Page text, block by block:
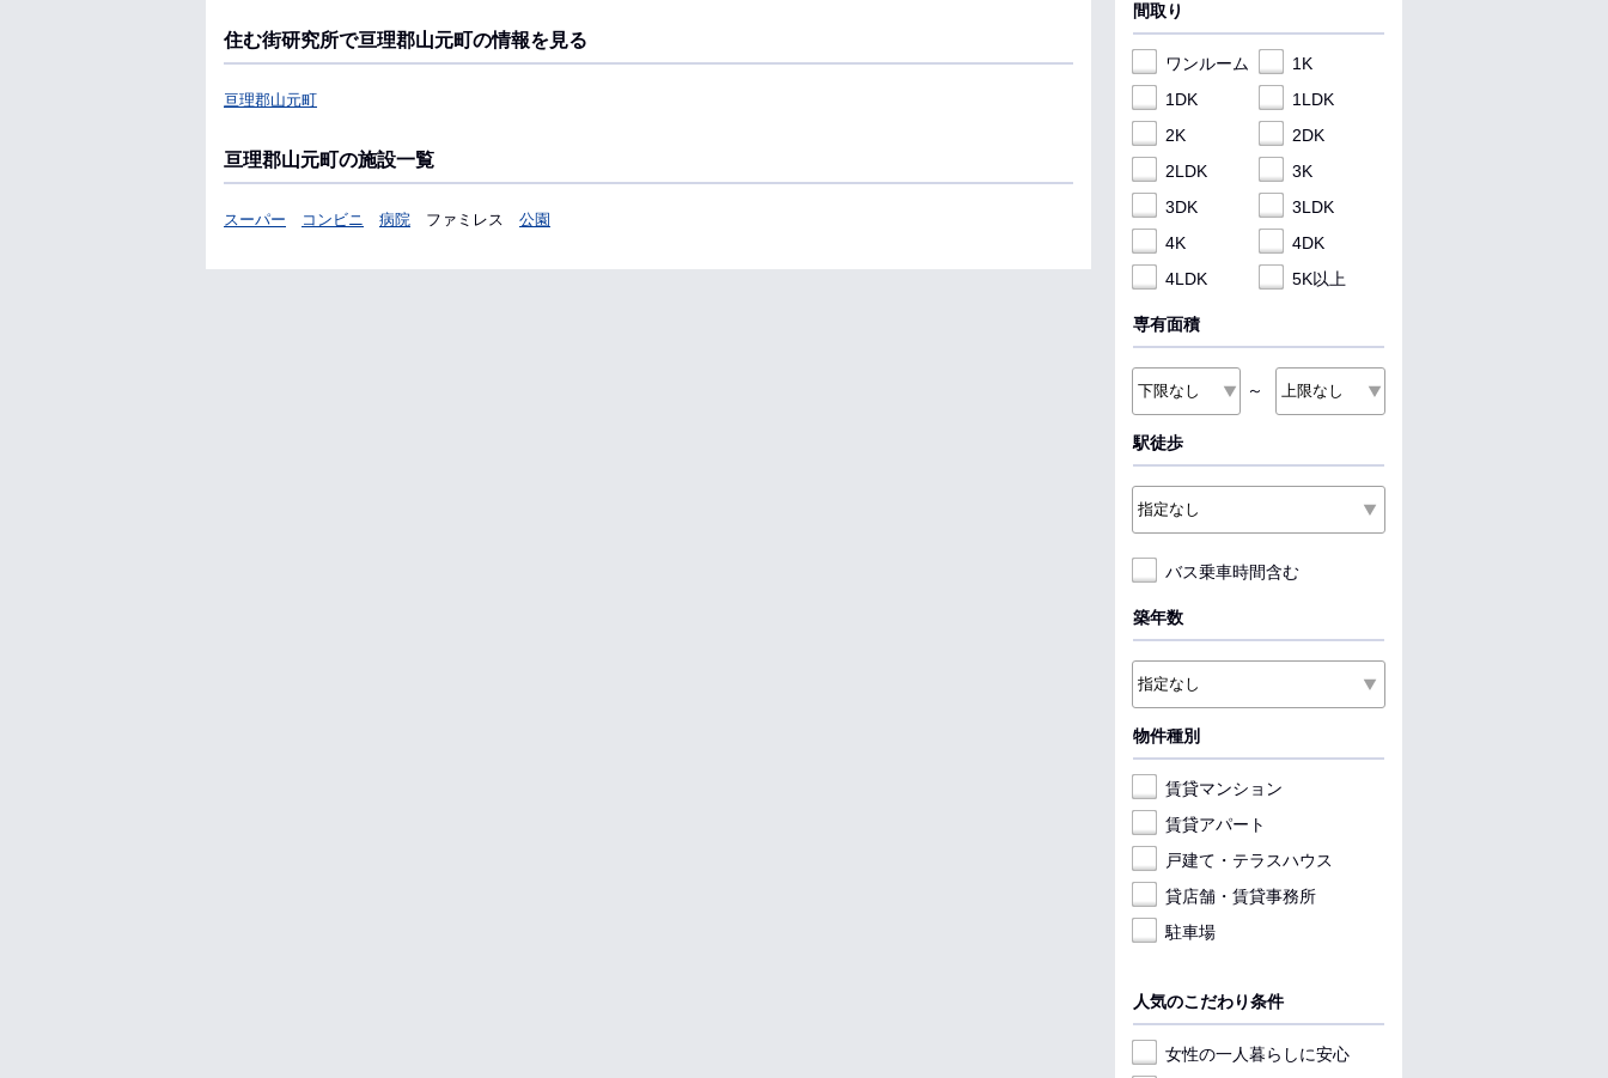
住む街研究所で亘理郡山元町の情報を見る
亘理郡山元町
亘理郡山元町の施設一覧
スーパー コンビニ 病院 ファミレス 公園
間取り
ワンルーム
1K
1DK
1LDK
2K
2DK
2LDK
3K
3DK
3LDK
4K
4DK
4LDK
5K以上
専有面積
～
駅徒歩
バス乗車時間含む
築年数
物件種別
賃貸マンション
賃貸アパート
戸建て・テラスハウス
貸店舗・賃貸事務所
駐車場
人気のこだわり条件
女性の一人暮らしに安心